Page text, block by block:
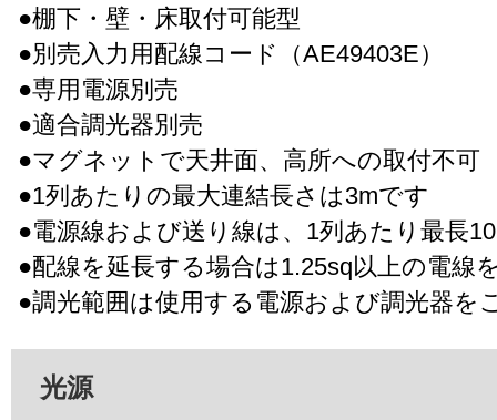
●棚下・壁・床取付可能型
●別売入力用配線コード（AE49403E）
●専用電源別売
●適合調光器別売
●マグネットで天井面、高所への取付不可
●1列あたりの最大連結長さは3mです
●電源線および送り線は、1列あたり最長
●配線を延長する場合は1.25sq以上の電線
●調光範囲は使用する電源および調光器を
光源